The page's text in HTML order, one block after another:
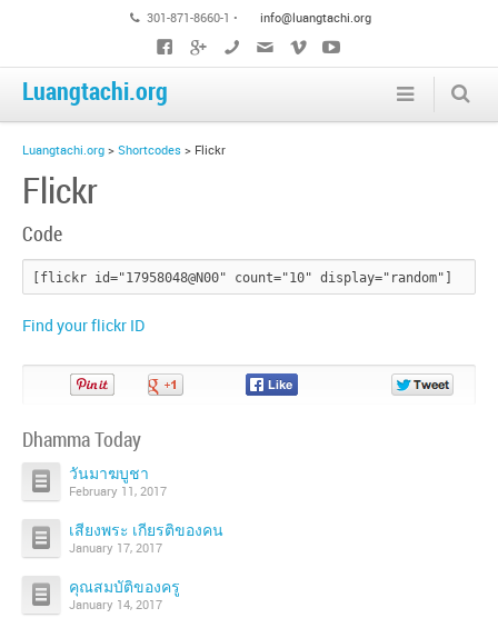
301-871-8660-1 • info@luangtachi.org
Luangtachi.org
Luangtachi.org > Shortcodes > Flickr
Flickr
Code
Find your flickr ID
Share
Dhamma Today
วันมาฆบูชา
February 11, 2017
เสียงพระ เกียรติของคน
January 17, 2017
คุณสมบัติของครู
January 14, 2017